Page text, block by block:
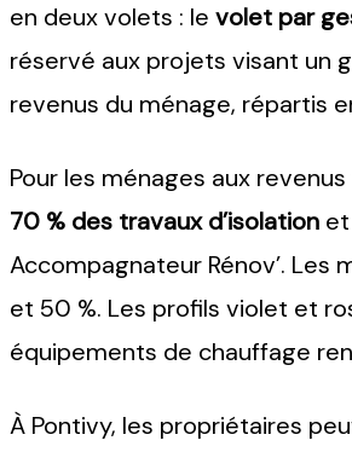
en deux volets : le volet par
réservé aux projets visant un
revenus du ménage, répartis
Pour les ménages aux
70 % des travaux d’isolationet
Accompagnateur Rénov’.
et 50 %. Les profils violet et
équipements de chauffage
À Pontivy, les propriétaires